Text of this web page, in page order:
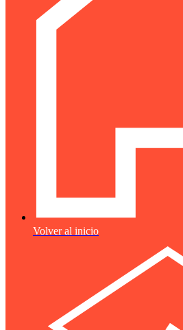
Volver al inicio